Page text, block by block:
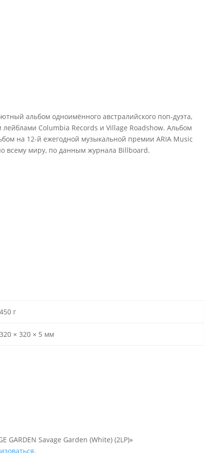
альбом одноимённого австралийского поп-дуэта,
Columbia Records и Village Roadshow. Альбом
на 12-й ежегодной музыкальной премии ARIA Music
всему миру, по данным журнала Billboard.
450 г
320 × 320 × 5 мм
GARDEN Savage Garden (White) (2LP)»
.